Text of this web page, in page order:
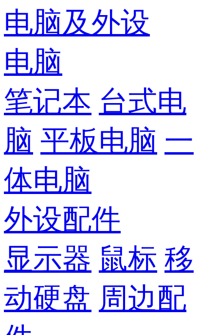
电脑及外设
电脑
笔记本 台式电
脑 平板电脑 一
体电脑
外设配件
显示器 鼠标 移
动硬盘 周边配